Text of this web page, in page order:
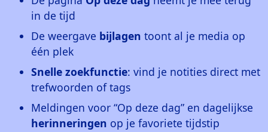
in de tijd
De weergave bijlagen toont al je media op
één plek
Snelle zoekfunctie: vind je notities direct met
trefwoorden of tags
Meldingen voor “Op deze dag” en dagelijkse
herinneringen op je favoriete tijdstip